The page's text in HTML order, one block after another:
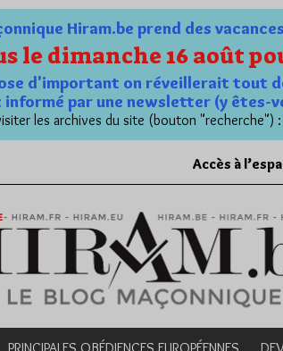
Hiram.be prend des
le dimanche 16 août
d'important on réveillerait tout
informé par une newsletter (y êtes-
les archives du site (bouton
Accès à